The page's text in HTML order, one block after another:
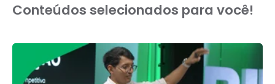
Conteúdos selecionados para você!